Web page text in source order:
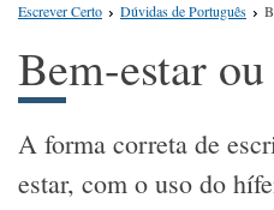
Escrever Certo Dúvidas de Português
Bem-estar
A forma correta de
estar, com o uso do